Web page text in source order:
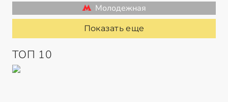
Молодежная
Показать еще
ТОП 10